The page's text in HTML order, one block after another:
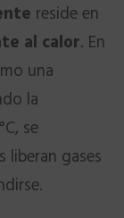
reside en
al calor. En
una
la
se
liberan gases